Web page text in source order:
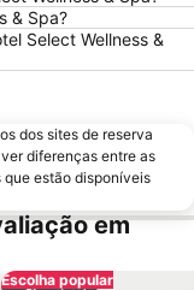
& Spa?
Select Wellness &
dos sites de reserva
diferenças entre as
estão disponíveis
em
Escolha popular